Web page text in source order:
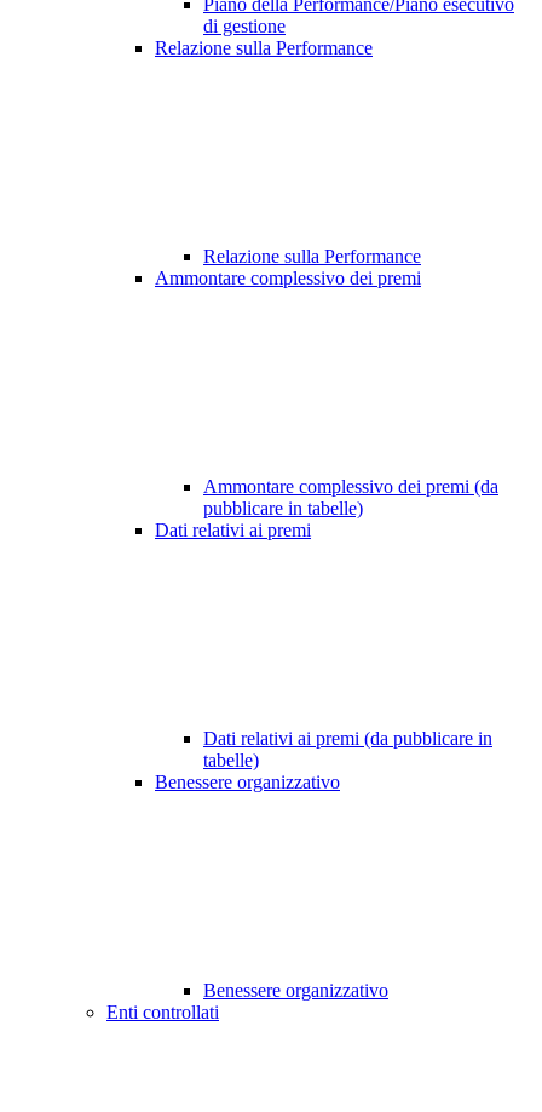
Piano della Performance/Piano esecutivo
di gestione
Relazione sulla Performance
Relazione sulla Performance
Ammontare complessivo dei premi
Ammontare complessivo dei premi (da
pubblicare in tabelle)
Dati relativi ai premi
Dati relativi ai premi (da pubblicare in
tabelle)
Benessere organizzativo
Benessere organizzativo
Enti controllati